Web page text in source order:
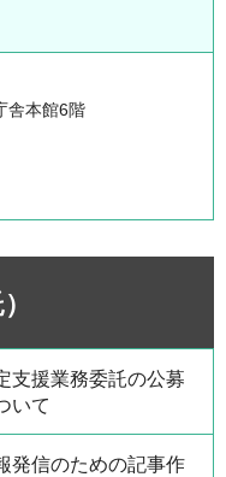
舎本館6階
支援業務委託の公募
いて
発信のための記事作